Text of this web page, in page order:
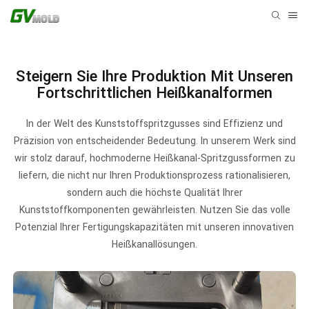
Steigern Sie Ihre Produktion Mit Unseren
Fortschrittlichen Heißkanalformen
In der Welt des Kunststoffspritzgusses sind Effizienz und
Präzision von entscheidender Bedeutung. In unserem Werk sind
wir stolz darauf, hochmoderne Heißkanal-Spritzgussformen zu
liefern, die nicht nur Ihren Produktionsprozess rationalisieren,
sondern auch die höchste Qualität Ihrer
Kunststoffkomponenten gewährleisten. Nutzen Sie das volle
Potenzial Ihrer Fertigungskapazitäten mit unseren innovativen
Heißkanallösungen.